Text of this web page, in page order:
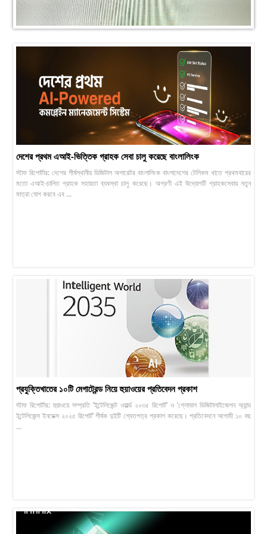
দেশের প্রথম এআই-ভিত্তিক গ্রাহক সেবা চালু করেছে বাংলালিংক
স্টাফ রিপোর্টার: দেশের শীর্ষস্থানীয় ডিজিটাল অপারেটর বাংলালিংক বাংলাদেশের টেলিকম খাতে প্রথমবারের
মতো এআই-চালিত গ্রাহক সহায়তা ব্যবস্থা চালু করেছে। অগ্রণী এই উদ্যোগটি গ্রাহকসেবায় নতুন
মাত্রা যোগ করবে এব ...
প্রযুক্তিখাতের ১০টি মেগাট্রেন্ড নিয়ে হুয়াওয়ের প্রতিবেদন প্রকাশ
স্টাফ রিপোর্টার: হুয়াওয়ে সম্প্রতি ‘ইন্টেলিজেন্ট ওয়ার্ল্ড ২০৩৫ রিপোর্ট’ ও ‘গ্লোবাল ডিজিটালাইজেশন অ্যান্ড
ইন্টেলিজেন্স ইনডেক্স ২০২৫ রিপোর্ট’ শীর্ষক দুইটি শ্বেতপত্র প্রকাশ করেছে। প্রতিবেদনে আগামী ১০ বছ
...